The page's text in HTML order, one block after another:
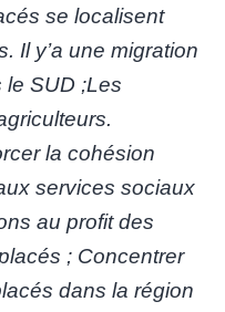
se localisent
Il y’a une migration
SUD ;Les
la cohésion
services sociaux
au profit des
; Concentrer
dans la région